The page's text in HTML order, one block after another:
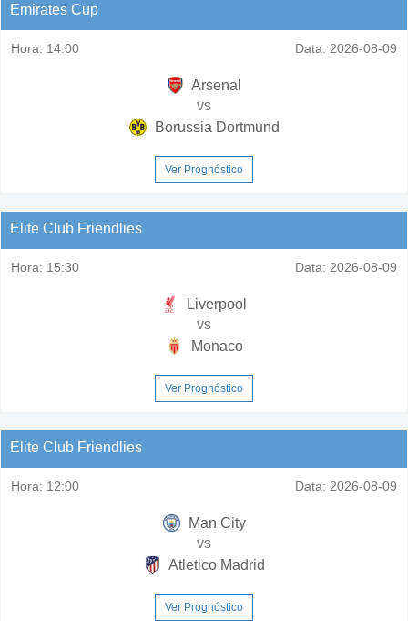
Emirates Cup
Hora: 14:00 Data: 2026-08-09
Arsenal
vs
Borussia Dortmund
Ver Prognóstico
Elite Club Friendlies
Hora: 15:30 Data: 2026-08-09
Liverpool
vs
Monaco
Ver Prognóstico
Elite Club Friendlies
Hora: 12:00 Data: 2026-08-09
Man City
vs
Atletico Madrid
Ver Prognóstico